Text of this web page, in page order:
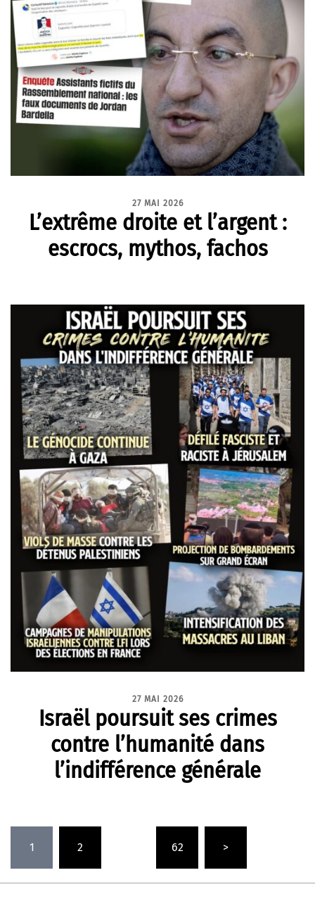
27 MAI 2026
L’extrême droite et l’argent :
escrocs, mythos, fachos
27 MAI 2026
Israël poursuit ses crimes
contre l’humanité dans
l’indifférence générale
des
publications
1 2 62 >